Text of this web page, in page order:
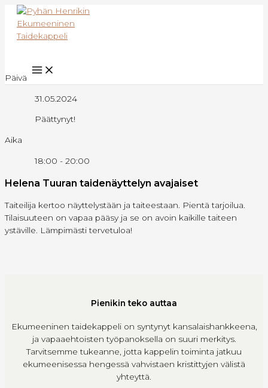
Siirry
sisältöön
Päivä
31.05.2024
Päättynyt!
Aika
18:00 - 20:00
Helena Tuuran taidenäyttelyn avajaiset
Taiteilija kertoo näyttelystään ja taiteestaan. Pientä tarjoilua.
Tilaisuuteen on vapaa pääsy ja se on avoin kaikille taiteen
ystäville. Lämpimästi tervetuloa!
Pienikin teko auttaa
Ekumeeninen taidekappeli on syntynyt kansalaishankkeena,
ja vapaaehtoisten työpanoksella on suuri merkitys.
Tarvitsemme tukeanne, jotta kappelin toiminta jatkuu
ekumeenisessa hengessä vahvistaen kristittyjen välistä
yhteyttä.